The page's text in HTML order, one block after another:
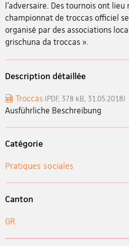
l’adversaire. Des tournois ont
championnat de troccas officiel
organisé par des associations
grischuna da troccas ».
Description détaillée
Troccas (PDF, 378 kB, 31.05.2018)
Ausführliche Beschreibung
Catégorie
Pratiques sociales
Canton
GR